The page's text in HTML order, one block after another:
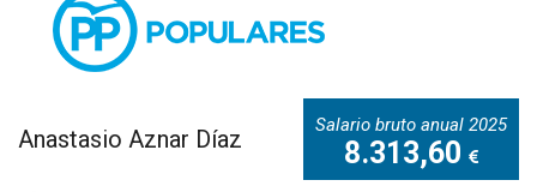
Anastasio Aznar Díaz Salario bruto anual 2025
8.313,60